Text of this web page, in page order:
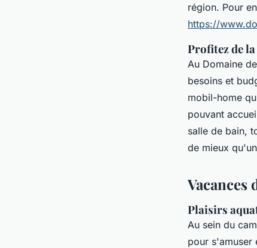
région. Pour
https://
Profitez de
Au Domaine
besoins et
mobil-home
pouvant
salle de bain,
de mieux
Vacances
Plaisirs
Au sein du
pour s'amuser